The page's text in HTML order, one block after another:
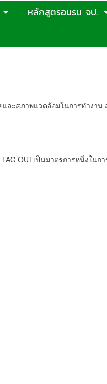
หลักสูตรอบรม จป.
ะสภาพแวดล้อมในการทำงาน
OUTเป็นมาตรการหนึ่งใ